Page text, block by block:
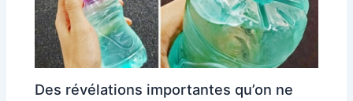
Des révélations importantes qu’on ne